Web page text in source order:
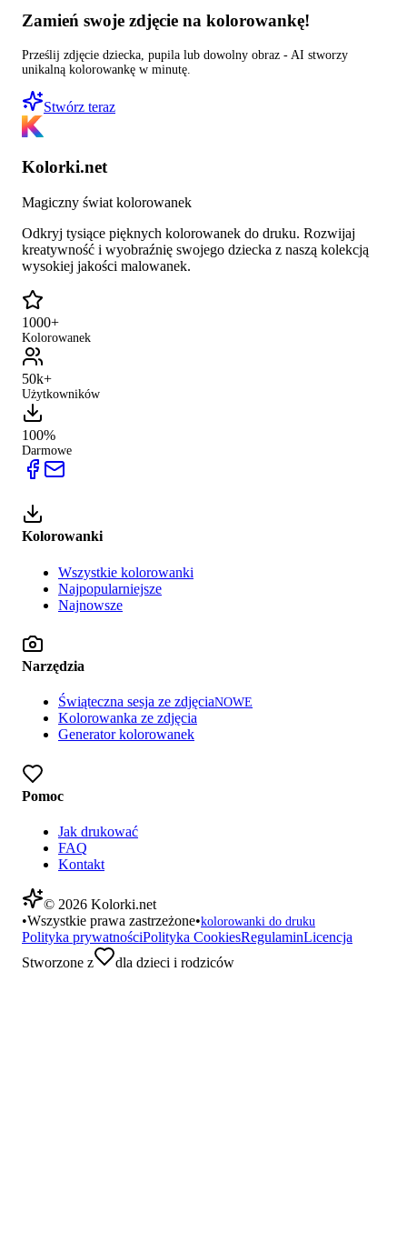
Zamień swoje zdjęcie na kolorowankę!
Prześlij zdjęcie dziecka, pupila lub dowolny obraz - AI stworzy
unikalną kolorowankę w minutę.
Stwórz teraz
Kolorki.net
Magiczny świat kolorowanek
Odkryj tysiące pięknych kolorowanek do druku. Rozwijaj
kreatywność i wyobraźnię swojego dziecka z naszą kolekcją
wysokiej jakości malowanek.
1000+
Kolorowanek
50k+
Użytkowników
100%
Darmowe
Kolorowanki
Wszystkie kolorowanki
Najpopularniejsze
Najnowsze
Narzędzia
Świąteczna sesja ze zdjęciaNOWE
Kolorowanka ze zdjęcia
Generator kolorowanek
Pomoc
Jak drukować
FAQ
Kontakt
© 2026 Kolorki.net
•Wszystkie prawa zastrzeżone•kolorowanki do druku
Polityka prywatnościPolityka CookiesRegulaminLicencja
Stworzone z
dla dzieci i rodziców